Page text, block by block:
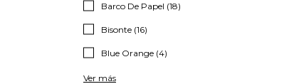
Barco De Papel (18)
Bisonte (16)
Blue Orange (4)
Ver más